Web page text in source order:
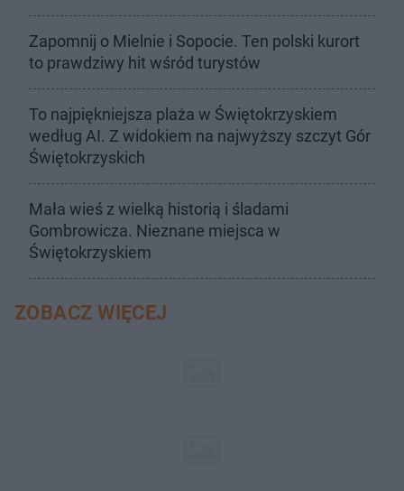
Zapomnij o Mielnie i Sopocie. Ten polski kurort
to prawdziwy hit wśród turystów
To najpiękniejsza plaża w Świętokrzyskiem
według AI. Z widokiem na najwyższy szczyt Gór
Świętokrzyskich
Mała wieś z wielką historią i śladami
Gombrowicza. Nieznane miejsca w
Świętokrzyskiem
ZOBACZ WIĘCEJ